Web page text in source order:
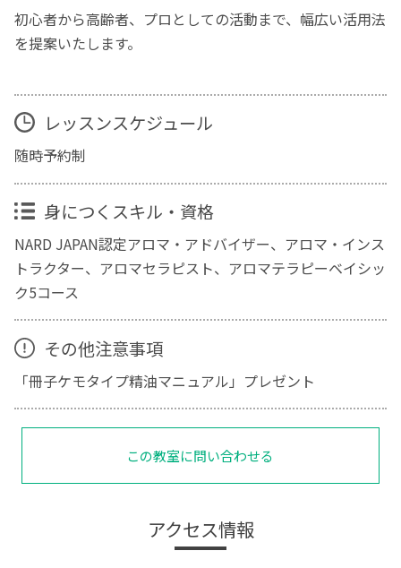
初心者から高齢者、プロとしての活動まで、幅広い活用法
を提案いたします。
レッスンスケジュール
随時予約制
身につくスキル・資格
NARD JAPAN認定アロマ・アドバイザー、アロマ・インス
トラクター、アロマセラピスト、アロマテラピーベイシッ
ク5コース
その他注意事項
「冊子ケモタイプ精油マニュアル」プレゼント
この教室に問い合わせる
アクセス情報